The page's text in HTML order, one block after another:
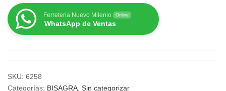
Ferreteria Nuevo Milenio Online
WhatsApp de Ventas
SKU: 6258
Categorías: BISAGRA Sin categorizar